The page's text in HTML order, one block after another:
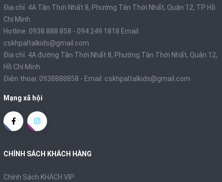
Địa chỉ: 4A Tân Thới Nhất 8, Phường Tân Thới Nhất, Quận 12, TP Hồ
Chí Minh
Hotline: 0938 888 858 - 094 249 1818 Email:
cskhpaltalkids@gmail.com
Địa chỉ: 4A đường Tân Thới Nhất 8, Phường Tân Thới Nhất, Quận 12,
Hồ Chí Minh
Điện thoại: 0938888858 - Email: cskhpaltalkids@gmail.com
Mạng xã hội
CHÍNH SÁCH KHÁCH HÀNG
Chính Sách KHÁCH VIP